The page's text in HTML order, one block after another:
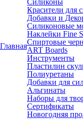
Главная
Силиконы
Красители для
Добавки и
Силиконовые
Наклейки Fine
Спиртовые
ART Boards
Инструменты
Пластилин
Полиуретаны
Добавки для
Альгинаты
Наборы для
Сертификаты
Новогодняя